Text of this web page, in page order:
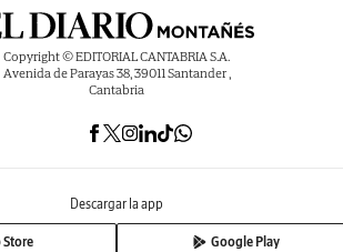
Copyright © EDITORIAL CANTABRIA S.A.
Avenida de Parayas 38, 39011 Santander ,
Cantabria
Descargar la app
Store Google Play